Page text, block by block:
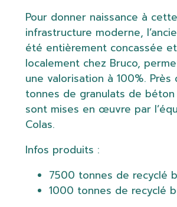
Pour donner naissance à cette
infrastructure moderne,
été entièrement concassée
localement chez Bruco,
une valorisation à 100%.
tonnes de granulats de béton
sont mises en œuvre par
Colas.
Infos produits :
7500 tonnes de recyclé
1000 tonnes de recyclé